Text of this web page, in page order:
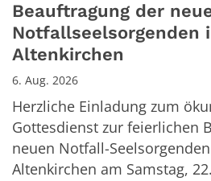
Beauftragung der
Notfallseelsorgenden
Altenkirchen
6. Aug. 2026
Herzliche Einladung zum
Gottesdienst zur feierlichen
neuen Notfall-
Altenkirchen am Samstag,